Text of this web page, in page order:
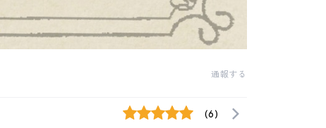
通報する
(6)